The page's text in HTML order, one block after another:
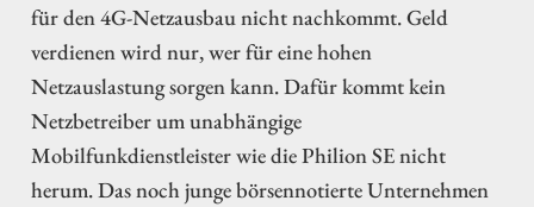
für den 4G-Netzausbau nicht nachkommt. Geld
verdienen wird nur, wer für eine hohen
Netzauslastung sorgen kann. Dafür kommt kein
Netzbetreiber um unabhängige
Mobilfunkdienstleister wie die Philion SE nicht
herum. Das noch junge börsennotierte Unternehmen